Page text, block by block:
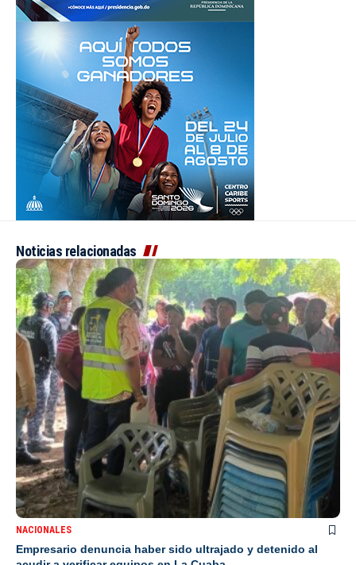
Noticias relacionadas
NACIONALES
Empresario denuncia haber sido ultrajado y detenido al